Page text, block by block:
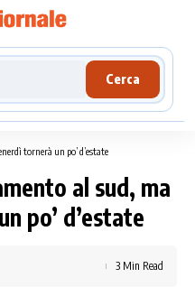
Cerca
tornerà un po’ d’estate
al sud, ma
po’ d’estate
3 Min Read